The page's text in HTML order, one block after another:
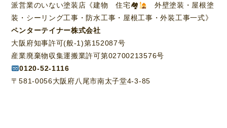
派営業のいない塗装店《建物 住宅🏘
外壁塗装・屋根塗
装・シーリング工事・防水工事・屋根工事・外装工事一式》
ペンターテイナー株式会社
大阪府知事許可(般-1)第152087号
産業廃棄物収集運搬業許可第02700213576号
0120-52-1116
〒581-0056大阪府八尾市南太子堂4-3-85